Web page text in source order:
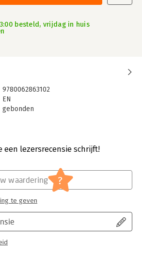
besteld, vrijdag in huis
9780062863102
EN
gebonden
een lezersrecensie schrijft!
waardering ?
te geven